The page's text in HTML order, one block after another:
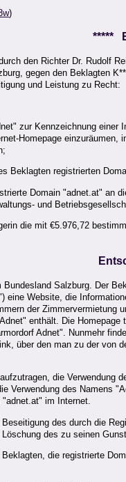
)
*****
den Richter Dr. Rudolf
gegen den Beklagten
und Leistung zu Recht:
zur Kennzeichnung einer
Homepage
Beklagten registrierten
Domain "adnet.at" an
und
die mit €5.976,72
Bundesland Salzburg. Der
eine Website, die
der
enthält. Die
Adnet". Nunmehr
über den man zu der von
die Verwendung
Verwendung des Namens
"adnet.at" im Internet.
des durch die
des zu seinen
die registrierte